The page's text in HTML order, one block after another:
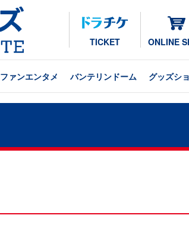
TICKET ONLINE
ファンエンタメ バンテリンドーム グッズシ